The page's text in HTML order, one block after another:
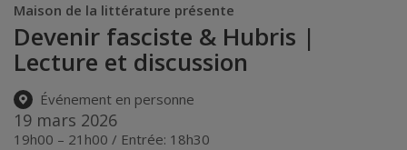
Maison de la littérature présente
Devenir fasciste & Hubris |
Lecture et discussion
Événement en personne
19 mars 2026
19h00 – 21h00 / Entrée: 18h30